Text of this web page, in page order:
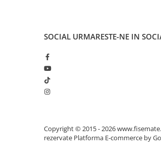
SOCIAL URMARESTE-NE IN
Copyright © 2015 - 2026
rezervate Platforma E-commerce by